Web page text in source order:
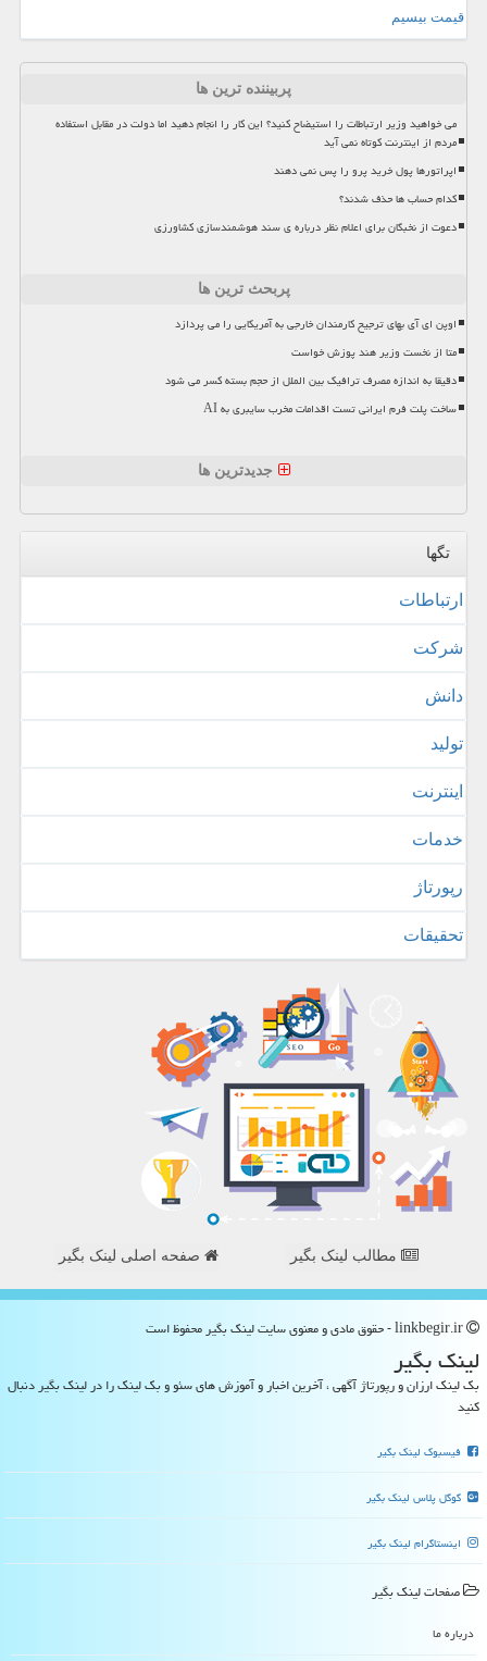
قیمت بیسیم
پربیننده ترین ها
می خواهید وزیر ارتباطات را استیضاح کنید؟ این کار را انجام دهید اما دولت در مقابل استفاده
مردم از اینترنت کوتاه نمی آید
اپراتورها پول خرید پرو را پس نمی دهند
کدام حساب ها حذف شدند؟
دعوت از نخبگان برای اعلام نظر درباره ی سند هوشمندسازی کشاورزی
پربحث ترین ها
اوپن ای آی بهای ترجیح کارمندان خارجی به آمریکایی را می پردازد
متا از نخست وزیر هند پوزش خواست
دقیقا به اندازه مصرف ترافیک بین الملل از حجم بسته کسر می شود
ساخت پلت فرم ایرانی تست اقدامات مخرب سایبری به AI
جدیدترین ها
تگها
ارتباطات
شركت
دانش
تولید
اینترنت
خدمات
رپورتاژ
تحقیقات
مطالب لینک بگیر صفحه اصلی لینک بگیر
لینك بگیر
بک لینک ارزان و رپورتاژ آگهی ، آخرین اخبار و آموزش های سئو و بک لینک را در لینک بگیر دنبال
کنید
فیسبوک لینک بگیر
گوگل پلاس لینک بگیر
اینستاگرام لینک بگیر
صفحات لینك بگیر
درباره ما